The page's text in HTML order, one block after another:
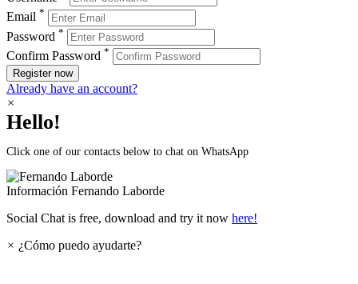
Email *
Password *
Confirm Password *
Register now
Already have an account?
×
Hello!
Click one of our contacts below to chat on WhatsApp
Información Fernando Laborde
Social Chat is free, download and try it now here!
× ¿Cómo puedo ayudarte?